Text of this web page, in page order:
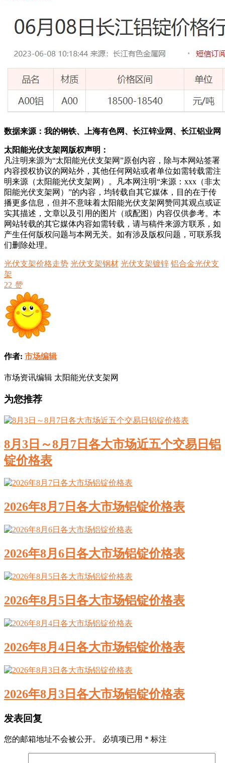
数据来源：我的钢铁、上海有色网、长江锌业网、长江铝业网
太阳能光伏支架网版权声明：
凡注明来源为“太阳能光伏支架网”原创内容，除与本网站签署
内容授权协议的网站外，其他任何网站或者单位如需转载需注
明来源（太阳能光伏支架网）。凡本网注明“来源：xxx（非太
阳能光伏支架网）”的内容，均转载自其它媒体，目的在于传
播更多信息，但并不意味着太阳能光伏支架网赞同其观点或证
实其描述，文章以及引用的图片（或配图）内容仅供参考。本
网站转载的其它媒体内容如需转载，请与稿件来源方联系，如
产生任何版权问题与本网无关。如有涉及版权问题，可联系我
们删除处理。
光伏支架价格走势 光伏支架钢材 光伏支架镀锌 铝合金光伏支
架
22 赞
作者: 市场编辑
市场资讯编辑 太阳能光伏支架网
为您推荐
8月3日～8月7日各大市场近五个交易日铝
锭价格表
2026年8月7日各大市场铝锭价格表
2026年8月6日各大市场铝锭价格表
2026年8月5日各大市场铝锭价格表
2026年8月4日各大市场铝锭价格表
2026年8月3日各大市场铝锭价格表
发表回复
您的邮箱地址不会被公开。 必填项已用 * 标注